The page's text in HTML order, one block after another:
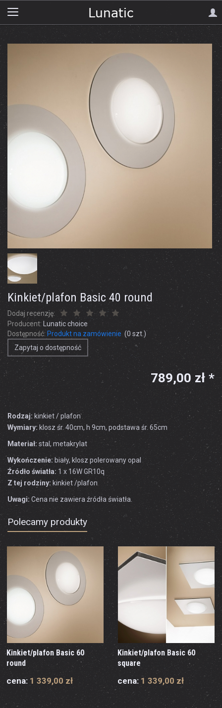
Kinkiet/plafon Basic 40 round
Dodaj recenzję:
Producent: Lunatic choice
Dostępność: Produkt na zamówienie (0 szt.)
Zapytaj o dostępność
789,00 zł *
Rodzaj: kinkiet / plafon
Wymiary: klosz śr. 40cm, h 9cm, podstawa śr. 65cm
Materiał: stal, metakrylat
Wykończenie: biały, klosz polerowany opal
Źródło światła: 1 x 16W GR10q
Z tej rodziny: kinkiet /plafon
Uwagi: Cena nie zawiera źródła światła.
Polecamy produkty
Kinkiet/plafon Basic 60
round
cena: 1 339,00 zł
Kinkiet/plafon Basic 60
square
cena: 1 339,00 zł